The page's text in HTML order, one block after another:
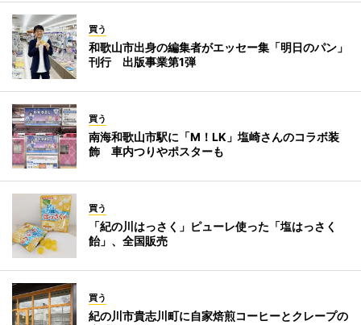
買う
和歌山市出身の編集者がエッセー集「明日のパン」
刊行 出版事業第1弾
買う
南海和歌山市駅に「M！LK」塩崎さんのコラボ装
飾 車内つりやポスターも
買う
「紀の川はっさく」ピューレ使った「塩はっさく
飴」、全国販売
買う
紀の川市貴志川町に自家焙煎コーヒーとクレープの